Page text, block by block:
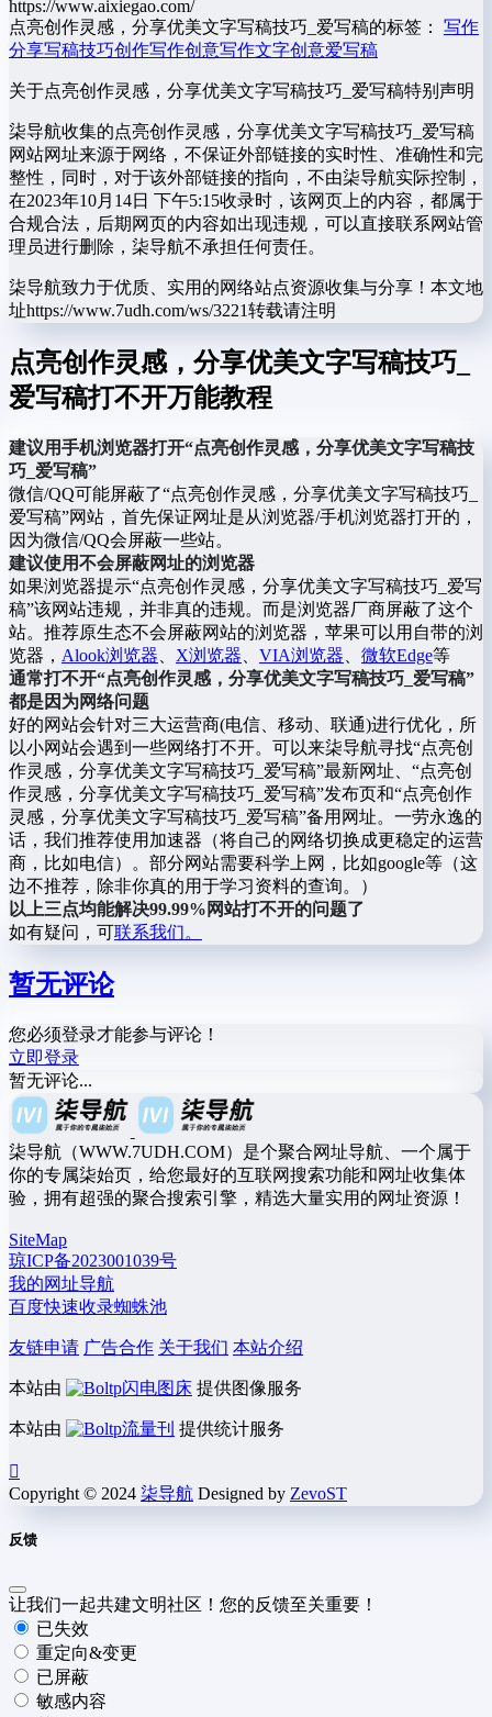
https://www.aixiegao.com/
点亮创作灵感，分享优美文字写稿技巧_爱写稿的标签： 写作
分享写稿技巧创作写作创意写作文字创意爱写稿
关于点亮创作灵感，分享优美文字写稿技巧_爱写稿特别声明
柒导航收集的点亮创作灵感，分享优美文字写稿技巧_爱写稿
网站网址来源于网络，不保证外部链接的实时性、准确性和完
整性，同时，对于该外部链接的指向，不由柒导航实际控制，
在2023年10月14日 下午5:15收录时，该网页上的内容，都属于
合规合法，后期网页的内容如出现违规，可以直接联系网站管
理员进行删除，柒导航不承担任何责任。
柒导航致力于优质、实用的网络站点资源收集与分享！ 本文地
址https://www.7udh.com/ws/3221转载请注明
点亮创作灵感，分享优美文字写稿技巧_
爱写稿打不开万能教程
建议用手机浏览器打开“点亮创作灵感，分享优美文字写稿技
巧_爱写稿”
微信/QQ可能屏蔽了“点亮创作灵感，分享优美文字写稿技巧_
爱写稿”网站，首先保证网址是从浏览器/手机浏览器打开的，
因为微信/QQ会屏蔽一些站。
建议使用不会屏蔽网址的浏览器
如果浏览器提示“点亮创作灵感，分享优美文字写稿技巧_爱写
稿”该网站违规，并非真的违规。而是浏览器厂商屏蔽了这个
站。推荐原生态不会屏蔽网站的浏览器，苹果可以用自带的浏
览器， Alook浏览器 X浏览器 VIA浏览器 微软Edge等
通常打不开“点亮创作灵感，分享优美文字写稿技巧_爱写稿”
都是因为网络问题
好的网站会针对三大运营商(电信、移动、联通)进行优化，所
以小网站会遇到一些网络打不开。可以来柒导航寻找“点亮创
作灵感，分享优美文字写稿技巧_爱写稿”最新网址、“点亮创
作灵感，分享优美文字写稿技巧_爱写稿”发布页和“点亮创作
灵感，分享优美文字写稿技巧_爱写稿”备用网址。一劳永逸的
话，我们推荐使用加速器（将自己的网络切换成更稳定的运营
商，比如电信）。部分网站需要科学上网，比如google等（这
边不推荐，除非你真的用于学习资料的查询。）
以上三点均能解决99.99%网站打不开的问题了
如有疑问，可联系我们。
暂无评论
您必须登录才能参与评论！
立即登录
暂无评论...
柒导航（WWW.7UDH.COM）是个聚合网址导航、一个属于
你的专属柒始页，给您最好的互联网搜索功能和网址收集体
验，拥有超强的聚合搜索引擎，精选大量实用的网址资源！
SiteMap
琼ICP备2023001039号
我的网址导航
百度快速收录蜘蛛池
友链申请 广告合作 关于我们 本站介绍
本站由 闪电图床 提供图像服务
本站由 流量刊 提供统计服务
Copyright © 2024 柒导航 Designed by ZevoST
反馈
让我们一起共建文明社区！您的反馈至关重要！
已失效
重定向&变更
已屏蔽
敏感内容